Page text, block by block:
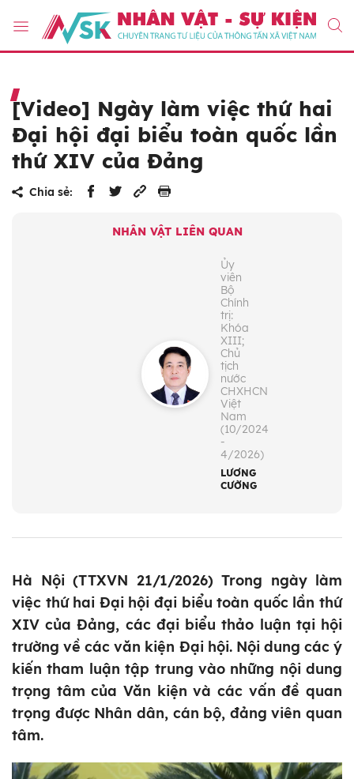
[Video] Ngày làm việc thứ hai
Đại hội đại biểu toàn quốc lần
thứ XIV của Đảng
Chia sẻ:
NHÂN VẬT LIÊN QUAN
Ủy
viên
Bộ
Chính
trị:
Khóa
XIII;
Chủ
tịch
nước
CHXHCN
Việt
Nam
(10/2024
-
4/2026)
LƯƠNG
CƯỜNG
Hà Nội (TTXVN 21/1/2026) Trong ngày làm
việc thứ hai Đại hội đại biểu toàn quốc lần thứ
XIV của Đảng, các đại biểu thảo luận tại hội
trường về các văn kiện Đại hội. Nội dung các ý
kiến tham luận tập trung vào những nội dung
trọng tâm của Văn kiện và các vấn đề quan
trọng được Nhân dân, cán bộ, đảng viên quan
tâm.